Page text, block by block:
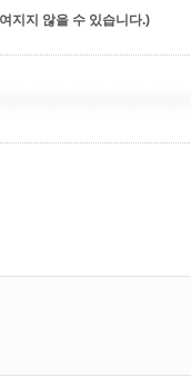
지지 않을 수 있습니다.)